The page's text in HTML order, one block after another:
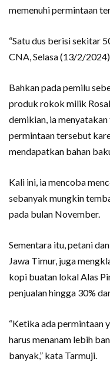
memenuhi permintaan
“Satu dus berisi sekitar
CNA, Selasa (13/2/2024).
Bahkan pada pemilu
produk rokok milik
demikian, ia
permintaan tersebut
mendapatkan bahan
Kali ini, ia mencoba
sebanyak mungkin
pada bulan November.
Sementara itu, petani
Jawa Timur, juga
kopi buatan lokal Alas
penjualan hingga 30%
“Ketika ada permintaan
harus menanam lebih
banyak,” kata Tarmuji.